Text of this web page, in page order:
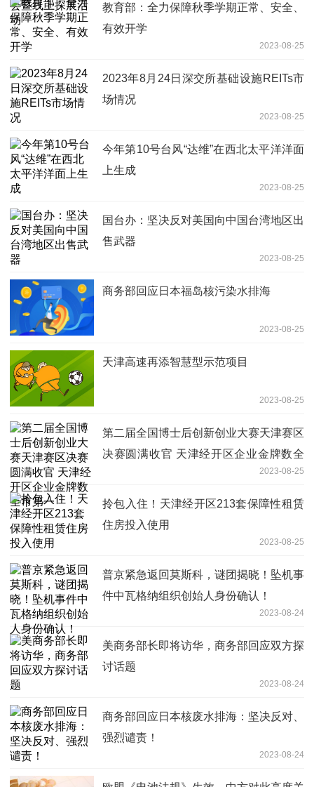
教育部：全力保障秋季学期正常、安全、
有效开学
2023-08-25
2023年8月24日深交所基础设施REITs市
场情况
2023-08-25
今年第10号台风“达维”在西北太平洋洋面
上生成
2023-08-25
国台办：坚决反对美国向中国台湾地区出
售武器
2023-08-25
商务部回应日本福岛核污染水排海
2023-08-25
天津高速再添智慧型示范项目
2023-08-25
第二届全国博士后创新创业大赛天津赛区
决赛圆满收官 天津经开区企业金牌数全
2023-08-25
拎包入住！天津经开区213套保障性租赁
住房投入使用
2023-08-25
普京紧急返回莫斯科，谜团揭晓！坠机事
件中瓦格纳组织创始人身份确认！
2023-08-24
美商务部长即将访华，商务部回应双方探
讨话题
2023-08-24
商务部回应日本核废水排海：坚决反对、
强烈谴责！
2023-08-24